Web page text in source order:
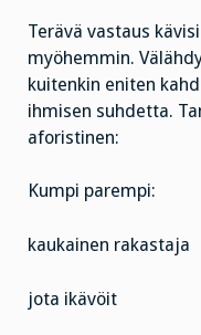
Terävä vastaus
myöhemmin.
kuitenkin eniten
ihmisen suhdetta.
aforistinen:
Kumpi parempi:
kaukainen rakastaja
jota ikävöit